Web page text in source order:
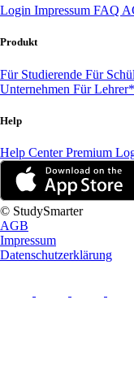
Login Impressum FAQ
Produkt
Für Studierende Für
Unternehmen Für
Help
Help CenterPremium
© StudySmarter
AGB
Impressum
Datenschutzerklärung